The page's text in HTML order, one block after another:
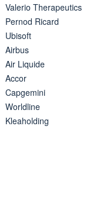
Valerio Therapeutics
Pernod Ricard
Ubisoft
Airbus
Air Liquide
Accor
Capgemini
Worldline
Kleaholding